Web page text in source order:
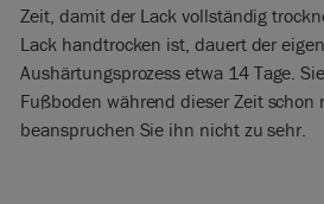
Zeit, damit der Lack vollständig
Lack handtrocken ist, dauert der
Aushärtungsprozess etwa 14 Tage.
Fußboden während dieser Zeit schon
beanspruchen Sie ihn nicht zu sehr.